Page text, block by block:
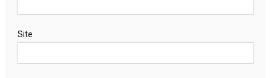
Site